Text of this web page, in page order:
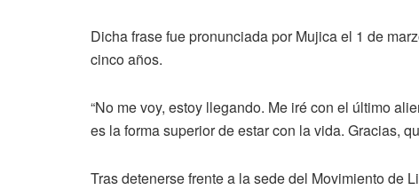
Dicha frase fue pronunciada por Mujica el 1 de
cinco años.
“No me voy, estoy llegando. Me iré con el último
es la forma superior de estar con la vida. Gracias,
Tras detenerse frente a la sede del Movimiento de